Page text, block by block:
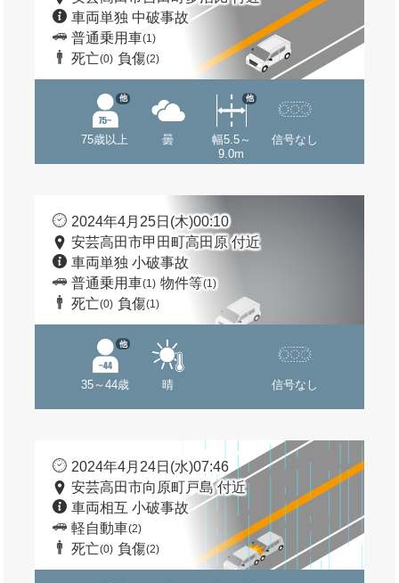
車両単独 中破事故
普通乗用車(1)
死亡(0) 負傷(2)
75歳以上
他
曇
幅5.5～
9.0m
他
信号なし
2024年4月25日(木)00:10
安芸高田市甲田町高田原 付近
車両単独 小破事故
普通乗用車(1) 物件等(1)
死亡(0) 負傷(1)
35～44歳
他
晴 信号なし
2024年4月24日(水)07:46
安芸高田市向原町戸島 付近
車両相互 小破事故
軽自動車(2)
死亡(0) 負傷(2)